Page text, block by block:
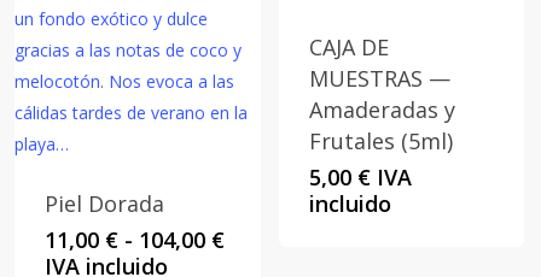
Piel Dorada
11,00 € - 104,00 €Rango
IVA incluido
CAJA DE
MUESTRAS —
Amaderadas y
Frutales (5ml)
5,00 € IVA
incluido